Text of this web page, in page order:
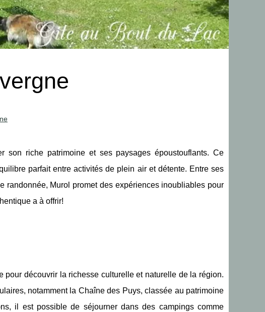
riche patrimoine et ses paysages époustouflants. Ce
parfait entre activités de plein air et détente. Entre ses
randonnée, Murol promet des expériences inoubliables pour
a à offrir!
découvrir la richesse culturelle et naturelle de la région.
notamment la Chaîne des Puys, classée au patrimoine
il est possible de séjourner dans des campings comme